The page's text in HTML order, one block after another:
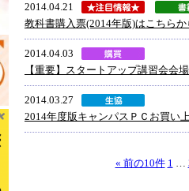
2014.04.21
教科書購入票(2014年版)はこちら
2014.04.03
【重要】スタートアップ講習会会
2014.03.27
2014年度版キャンパスＰＣお買い
« 前の10件 1 …